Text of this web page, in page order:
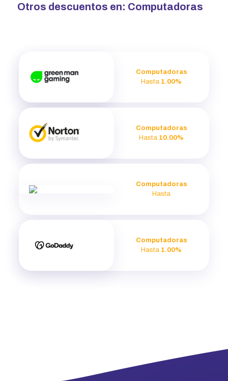
Otros descuentos en: Computadoras
Computadoras
Hasta 1.00%
Computadoras
Hasta 10.00%
Computadoras
Hasta
Computadoras
Hasta 1.00%